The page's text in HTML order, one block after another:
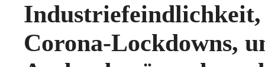
Corona-Lockdowns,